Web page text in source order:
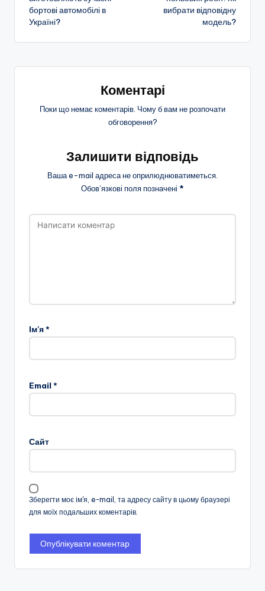
запису
бортові автомобілі в
Україні?
вибрати відповідну
модель?
Коментарі
Поки що немає коментарів. Чому б вам не розпочати
обговорення?
Залишити відповідь
Ваша e-mail адреса не оприлюднюватиметься.
Обов’язкові поля позначені *
Ім'я*
Email *
Сайт
Зберегти моє ім'я, e-mail, та адресу сайту в цьому браузері
для моїх подальших коментарів.